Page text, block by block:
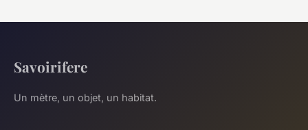
Savoirifere
Un mètre, un objet, un habitat.